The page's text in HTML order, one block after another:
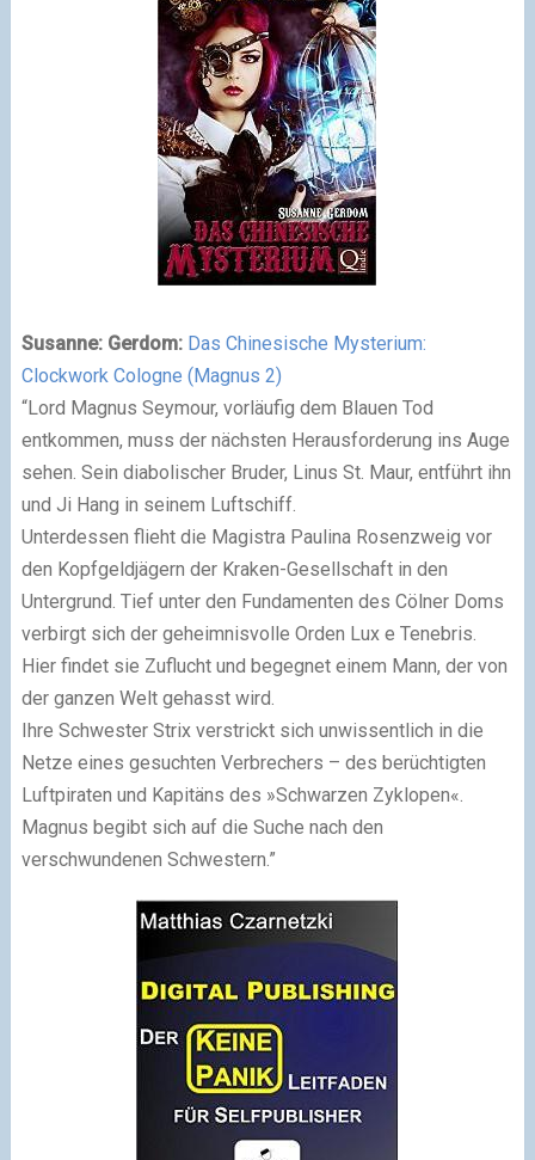
Susanne: Gerdom: Das Chinesische Mysterium:
Clockwork Cologne (Magnus 2)
“Lord Magnus Seymour, vorläufig dem Blauen Tod
entkommen, muss der nächsten Herausforderung ins Auge
sehen. Sein diabolischer Bruder, Linus St. Maur, entführt ihn
und Ji Hang in seinem Luftschiff.
Unterdessen flieht die Magistra Paulina Rosenzweig vor
den Kopfgeldjägern der Kraken-Gesellschaft in den
Untergrund. Tief unter den Fundamenten des Cölner Doms
verbirgt sich der geheimnisvolle Orden Lux e Tenebris.
Hier findet sie Zuflucht und begegnet einem Mann, der von
der ganzen Welt gehasst wird.
Ihre Schwester Strix verstrickt sich unwissentlich in die
Netze eines gesuchten Verbrechers – des berüchtigten
Luftpiraten und Kapitäns des »Schwarzen Zyklopen«.
Magnus begibt sich auf die Suche nach den
verschwundenen Schwestern.”